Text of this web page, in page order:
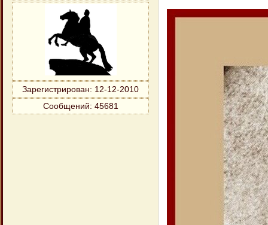
Зарегистрирован: 12-12-2010
Сообщений: 45681